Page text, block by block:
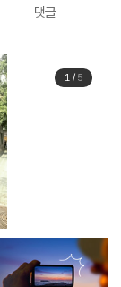
댓글
1/ 5